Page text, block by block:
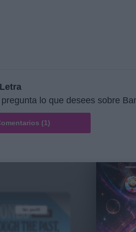
lo que desees sobre
(1)